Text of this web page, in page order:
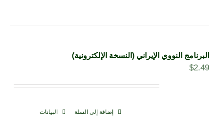
البرنامج النووي الإيراني (النسخة الإلكترونية)
$2.49
إضافة إلى السلة البيانات